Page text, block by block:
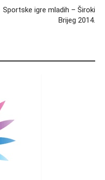
Sportske igre mladih – Široki
Brijeg 2014.